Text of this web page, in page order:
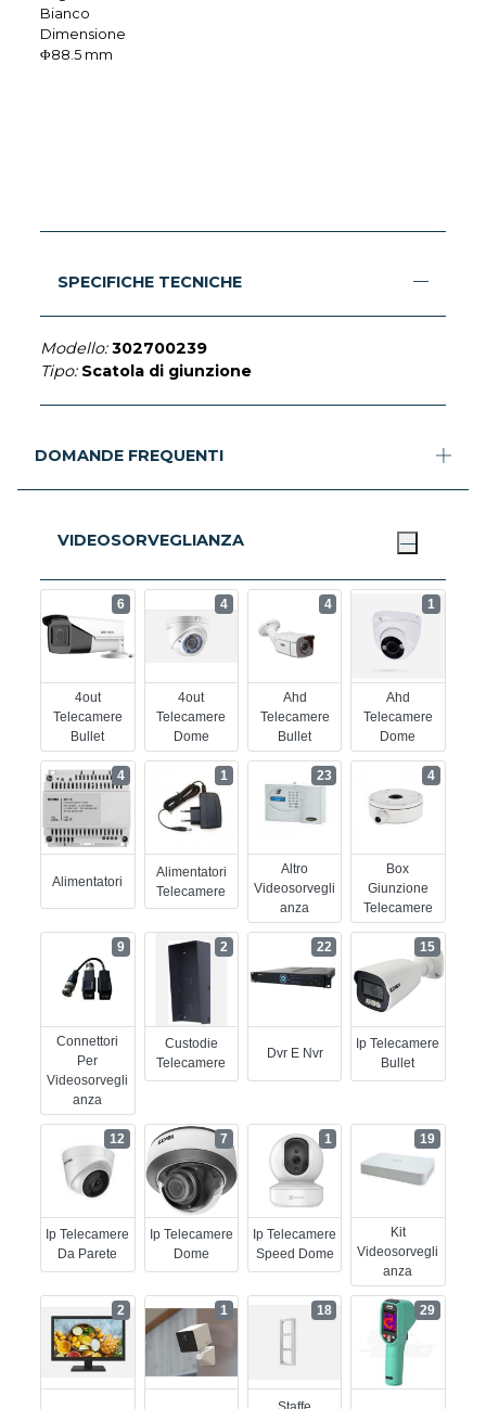
Bianco
Dimensione
Φ88.5 mm
SPECIFICHE TECNICHE
Modello: 302700239
Tipo: Scatola di giunzione
DOMANDE FREQUENTI
VIDEOSORVEGLIANZA
4out
Telecamere
Bullet
6
4out
Telecamere
Dome
4
Ahd
Telecamere
Bullet
4
Ahd
Telecamere
Dome
1
Alimentatori
4
Alimentatori
Telecamere
1
Altro
Videosorvegli
Anza
23
Box
Giunzione
Telecamere
4
Connettori
Per
Videosorvegli
Anza
9
Custodie
Telecamere
2
Dvr E Nvr
22
Ip Telecamere
Bullet
15
Ip Telecamere
Da Parete
12
Ip Telecamere
Dome
7
Ip Telecamere
Speed Dome
1
Kit
Videosorvegli
Anza
19
2 1 18 29